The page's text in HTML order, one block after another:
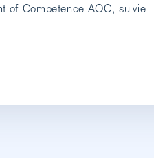
of Competence AOC, suivie